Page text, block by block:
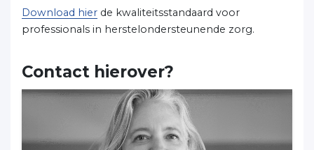
Download hier de kwaliteitsstandaard voor
professionals in herstelondersteunende zorg.
Contact hierover?